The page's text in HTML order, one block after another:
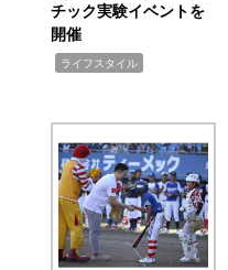
チック実験イベントを
開催
ライフスタイル